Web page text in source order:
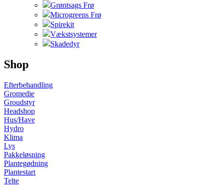
Grøntsags Frø
Microgreens Frø
Spirekit
Vækstsystemer
Skadedyr
Shop
Efterbehandling
Gromedie
Groudstyr
Headshop
Hus/Have
Hydro
Klima
Lys
Pakkeløsning
Plantegødning
Plantestart
Telte